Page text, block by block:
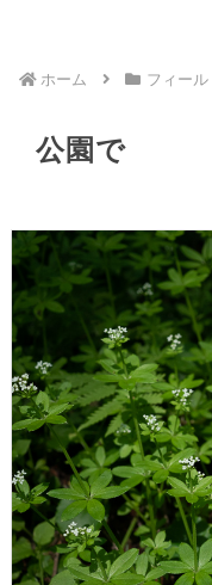
ホーム フィール
公園で